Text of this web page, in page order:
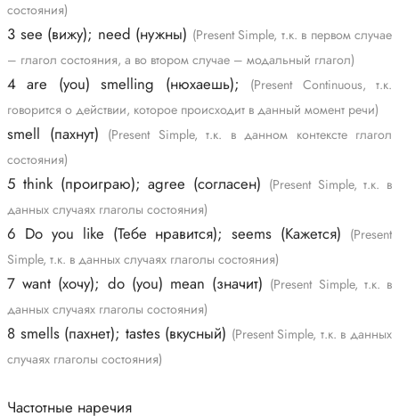
состояния)
3 see (вижу); need (нужны) (Present Simple, т.к. в первом случае
– глагол состояния, а во втором случае – модальный глагол)
4 are (you) smelling (нюхаешь);
(Present Continuous, т.к.
говорится о действии, которое происходит в данный момент речи)
smell (пахнут) (Present Simple, т.к. в данном контексте глагол
состояния)
5 think (проиграю); agree (согласен) (Present Simple, т.к. в
данных случаях глаголы состояния)
6 Do you like (Тебе нравится); seems (Кажется) (Present
Simple, т.к. в данных случаях глаголы состояния)
7 want (хочу); do (you) mean (значит) (Present Simple, т.к. в
данных случаях глаголы состояния)
8 smells (пахнет); tastes (вкусный) (Present Simple, т.к. в данных
случаях глаголы состояния)
Частотные наречия